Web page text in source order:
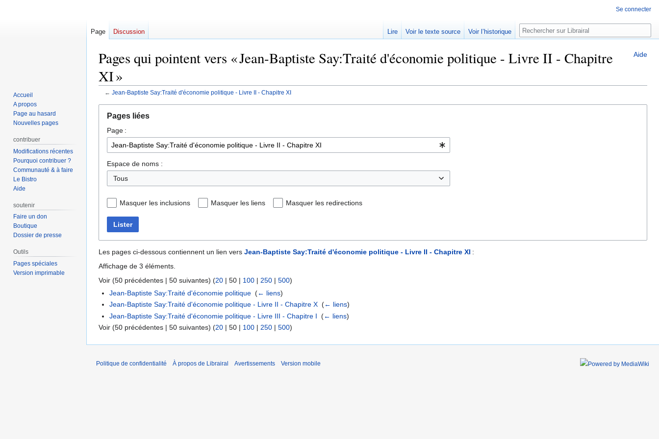
Aide
Pages qui pointent vers « Jean-Baptiste Say:Traité d'économie politique - Livre II - Chapitre
XI »
← Jean-Baptiste Say:Traité d'économie politique - Livre II - Chapitre XI
navigation
recherche
Pages liées
Page :
Espace de noms :
Tous
Masquer les inclusions Masquer les liens Masquer les redirections
Lister
Les pages ci-dessous contiennent un lien vers Jean-Baptiste Say:Traité d'économie politique - Livre II - Chapitre XI :
Affichage de 3 éléments.
Voir (50 précédentes | 50 suivantes) (20 | 50 | 100 | 250 | 500)
Jean-Baptiste Say:Traité d'économie politique ‎(← liens)
Jean-Baptiste Say:Traité d'économie politique - Livre II - Chapitre X ‎(← liens)
Jean-Baptiste Say:Traité d'économie politique - Livre III - Chapitre I ‎(← liens)
Voir (50 précédentes | 50 suivantes) (20 | 50 | 100 | 250 | 500)
Se connecter
Page Discussion Lire Voir le texte source Voir l’historique Rechercher
Accueil
A propos
Page au hasard
Nouvelles pages
contribuer
Modifications récentes
Pourquoi contribuer ?
Communauté & à faire
Le Bistro
Aide
soutenir
Faire un don
Boutique
Dossier de presse
Outils
Pages spéciales
Version imprimable
Politique de confidentialité À propos de Librairal Avertissements Version mobile